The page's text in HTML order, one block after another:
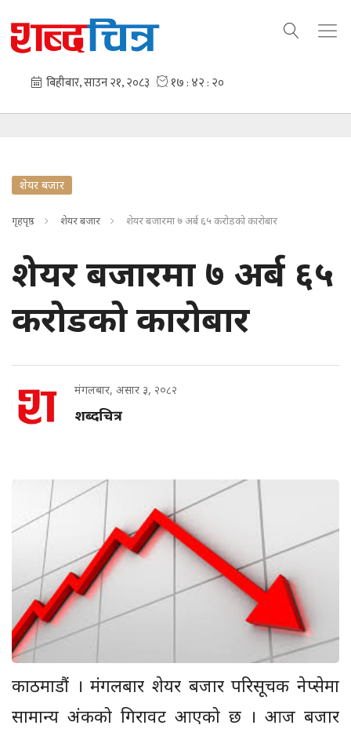
शेयर बजार
गृहपृष्ठ शेयर बजार शेयर बजारमा ७ अर्ब ६५ करोडको कारोबार
शेयर बजारमा ७ अर्ब ६५
करोडको कारोबार
मंगलबार, असार ३, २०८२
शब्दचित्र
काठमाडौं । मंगलबार शेयर बजार परिसूचक नेप्सेमा
सामान्य अंकको गिरावट आएको छ । आज बजार